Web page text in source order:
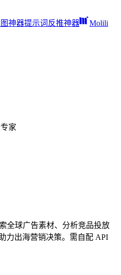
神器提示词反推神器
Molili
家
全球广告素材、分析竞品投放
力出海营销决策。需自配 API